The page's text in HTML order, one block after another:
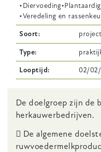
Diervoeding
Veredeling en
Soort project
Type
Looptijd 02/
Body
De doelgroep zijn de
herkauwerbedrijven.
 De algemene